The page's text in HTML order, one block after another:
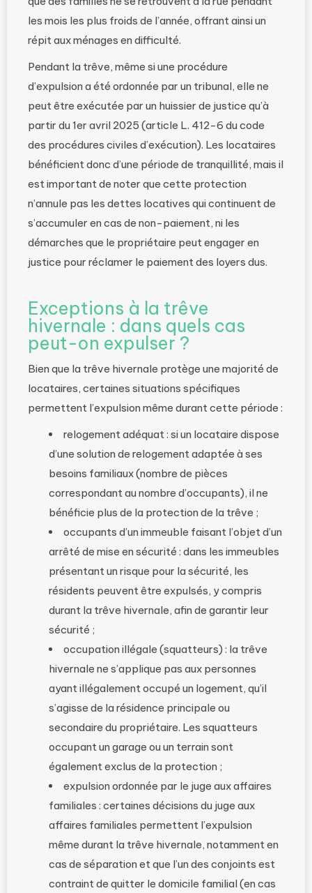
les mois les plus froids de l’année, offrant ainsi un
répit aux ménages en difficulté.
Pendant la trêve, même si une procédure
d’expulsion a été ordonnée par un tribunal, elle ne
peut être exécutée par un huissier de justice qu’à
partir du 1er avril 2025 (article L. 412-6 du code
des procédures civiles d’exécution). Les locataires
bénéficient donc d’une période de tranquillité, mais il
est important de noter que cette protection
n’annule pas les dettes locatives qui continuent de
s’accumuler en cas de non-paiement, ni les
démarches que le propriétaire peut engager en
justice pour réclamer le paiement des loyers dus.
Exceptions à la trêve
hivernale : dans quels cas
peut-on expulser ?
Bien que la trêve hivernale protège une majorité de
locataires, certaines situations spécifiques
permettent l’expulsion même durant cette période :
relogement adéquat : si un locataire dispose
d’une solution de relogement adaptée à ses
besoins familiaux (nombre de pièces
correspondant au nombre d’occupants), il ne
bénéficie plus de la protection de la trêve ;
occupants d’un immeuble faisant l’objet d’un
arrêté de mise en sécurité : dans les immeubles
présentant un risque pour la sécurité, les
résidents peuvent être expulsés, y compris
durant la trêve hivernale, afin de garantir leur
sécurité ;
occupation illégale (squatteurs) : la trêve
hivernale ne s’applique pas aux personnes
ayant illégalement occupé un logement, qu’il
s’agisse de la résidence principale ou
secondaire du propriétaire. Les squatteurs
occupant un garage ou un terrain sont
également exclus de la protection ;
expulsion ordonnée par le juge aux affaires
familiales : certaines décisions du juge aux
affaires familiales permettent l’expulsion
même durant la trêve hivernale, notamment en
cas de séparation et que l’un des conjoints est
contraint de quitter le domicile familial (en cas